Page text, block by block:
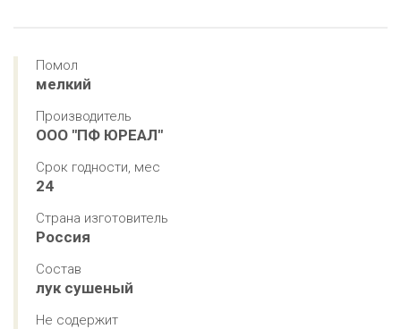
Помол
мелкий
Производитель
ООО "ПФ ЮРЕАЛ"
Срок годности, мес
24
Страна изготовитель
Россия
Состав
лук сушеный
Не содержит